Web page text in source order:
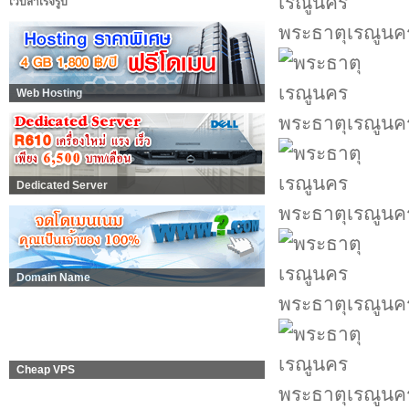
Web Hosting
Dedicated Server
Domain Name
Cheap VPS
พระธาตุเรณูนค
พระธาตุเรณูนค
พระธาตุเรณูนค
พระธาตุเรณูนค
พระธาตุเรณูนค